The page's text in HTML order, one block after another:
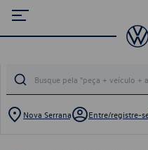
Nova Serrana Entre/registre-